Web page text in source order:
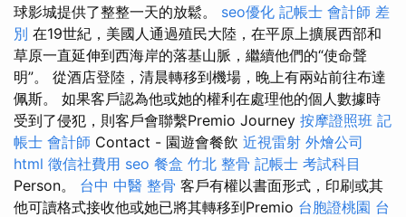
球影城提供了整整一天的放鬆。 seo優化 記帳士 會計師 差
別 在19世紀，美國人通過殖民大陸，在平原上擴展西部和
草原一直延伸到西海岸的落基山脈，繼續他們的“使命聲
明”。 從酒店登陸，清晨轉移到機場，晚上有兩站前往布達
佩斯。 如果客戶認為他或她的權利在處理他的個人數據時
受到了侵犯，則客戶會聯繫Premio Journey 按摩證照班 記
帳士 會計師 Contact - 園遊會餐飲 近視雷射 外燴公司
html 徵信社費用 seo 餐盒 竹北 整骨 記帳士 考試科目
Person。 台中 中醫 整骨 客戶有權以書面形式，印刷或其
他可讀格式接收他或她已將其轉移到Premio 台胞證桃園 台